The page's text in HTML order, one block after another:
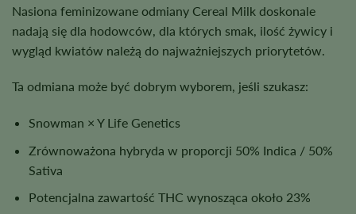
Nasiona feminizowane odmiany Cereal Milk doskonale
nadają się dla hodowców, dla których smak, ilość żywicy i
wygląd kwiatów należą do najważniejszych priorytetów.
Ta odmiana może być dobrym wyborem, jeśli szukasz:
Snowman × Y Life Genetics
Zrównoważona hybryda w proporcji 50% Indica / 50%
Sativa
Potencjalna zawartość THC wynosząca około 23%